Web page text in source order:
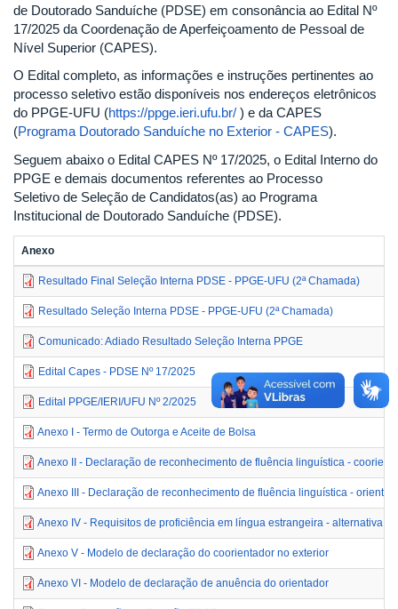
de Doutorado Sanduíche (PDSE) em consonância ao Edital Nº
17/2025 da Coordenação de Aperfeiçoamento de Pessoal de
Nível Superior (CAPES).
O Edital completo, as informações e instruções pertinentes ao
processo seletivo estão disponíveis nos endereços eletrônicos
do PPGE-UFU (https://ppge.ieri.ufu.br/ ) e da CAPES
(Programa Doutorado Sanduíche no Exterior - CAPES).
Seguem abaixo o Edital CAPES Nº 17/2025, o Edital Interno do
PPGE e demais documentos referentes ao Processo
Seletivo de Seleção de Candidatos(as) ao Programa
Institucional de Doutorado Sanduíche (PDSE).
Anexo
Resultado Final Seleção Interna PDSE - PPGE-UFU (2ª Chamada)
Resultado Seleção Interna PDSE - PPGE-UFU (2ª Chamada)
Comunicado: Adiado Resultado Seleção Interna PPGE
Edital Capes - PDSE Nº 17/2025
Edital PPGE/IERI/UFU Nº 2/2025
Anexo I - Termo de Outorga e Aceite de Bolsa
Anexo II - Declaração de reconhecimento de fluência linguística -
Anexo III - Declaração de reconhecimento de fluência linguística -
Anexo IV - Requisitos de proficiência em língua estrangeira - alternativa
Anexo V - Modelo de declaração do coorientador no exterior
Anexo VI - Modelo de declaração de anuência do orientador